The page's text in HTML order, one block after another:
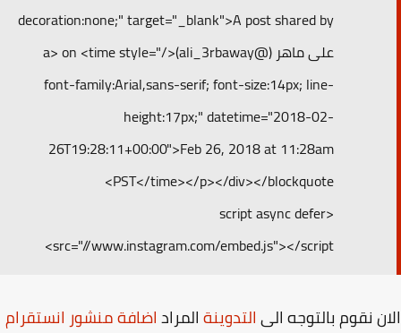
decoration:none;" target="_blank">A post shared by
على ماهر (@ali_3rbaway)</a> on <time style="
font-family:Arial,sans-serif; font-size:14px; line-
height:17px;" datetime="2018-02-
26T19:28:11+00:00">Feb 26, 2018 at 11:28am
PST</time></p></div></blockquote>
<script async defer
src="//www.instagram.com/embed.js"></script>
نقوم بالتوجه الىالتدوينةالمراداضافة منشور انستقرام